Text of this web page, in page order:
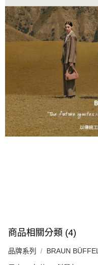
商品相關分類 (4)
品牌系列 BRAUN BÜFFEL